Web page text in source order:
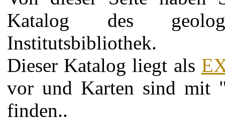
Katalog des
Institutsbibliothek.
Dieser Katalog liegt als
vor und Karten sind mit
finden..